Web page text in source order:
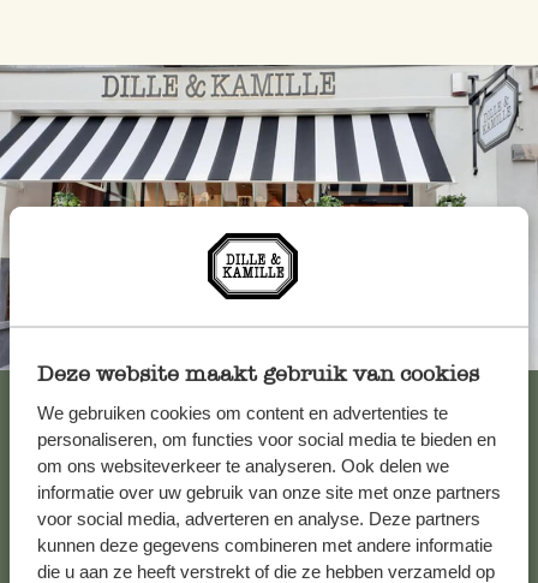
Deze website maakt gebruik van cookies
We gebruiken cookies om content en advertenties te
personaliseren, om functies voor social media te bieden en
om ons websiteverkeer te analyseren. Ook delen we
informatie over uw gebruik van onze site met onze partners
voor social media, adverteren en analyse. Deze partners
kunnen deze gegevens combineren met andere informatie
die u aan ze heeft verstrekt of die ze hebben verzameld op
Service clientèle
Pour toute question ou demande de conseil ou d’aide,